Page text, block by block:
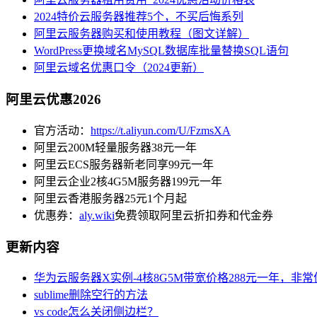
2024特价云服务器推荐5个，不买后悔系列
阿里云服务器购买和使用教程（图文详解）
WordPress更换域名MySQL数据库批量替换SQL语句
阿里云域名优惠口令（2024更新）
阿里云优惠2026
官方活动： https://t.aliyun.com/U/FzmsXA
阿里云200M轻量服务器38元一年
阿里云ECS服务器新老同享99元一年
阿里云企业2核4G5M服务器199元一年
阿里云香港服务器25元1个月起
优惠券： aly.wiki免费领取阿里云折扣券和代金券
更新内容
华为云服务器X实例-4核8G5M带宽价格288元一年，非常
sublime删除空行的方法
vs code怎么关闭侧边栏？